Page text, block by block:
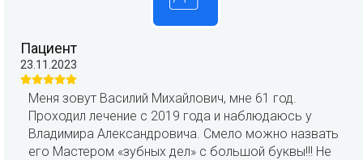
Пациент
23.11.2023
Меня зовут Василий Михайлович, мне 61 год.
Проходил лечение с 2019 года и наблюдаюсь у
Владимира Александровича. Смело можно назвать
его Мастером «зубных дел» с большой буквы!!! Не